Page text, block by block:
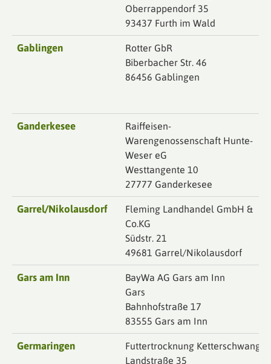
Oberrappendorf 35
93437 Furth im Wald
Gablingen
Rotter GbR
Biberbacher Str. 46
86456 Gablingen
Ganderkesee
Raiffeisen-
Warengenossenschaft Hunte-
Weser eG
Westtangente 10
27777 Ganderkesee
Garrel/Nikolausdorf
Fleming Landhandel GmbH &
Co.KG
Südstr. 21
49681 Garrel/Nikolausdorf
Gars am Inn
BayWa AG Gars am Inn
Gars
Bahnhofstraße 17
83555 Gars am Inn
Germaringen
Futtertrocknung Ketterschwang
Landstraße 35